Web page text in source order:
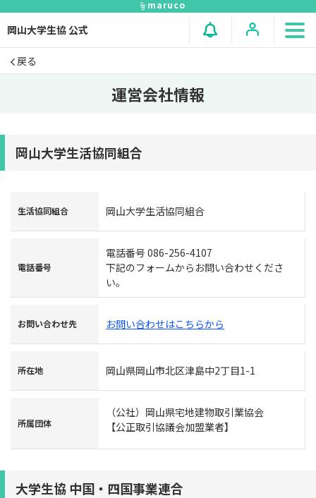
maruco
岡山大学生協 公式
戻る
運営会社情報
岡山大学生活協同組合
生活協同組合 岡山大学生活協同組合
電話番号
電話番号 086-256-4107
下記のフォームからお問い合わせくださ
い。
お問い合わせ先 お問い合わせはこちらから
所在地 岡山県岡山市北区津島中2丁目1-1
所属団体
（公社）岡山県宅地建物取引業協会
【公正取引協議会加盟業者】
大学生協 中国・四国事業連合